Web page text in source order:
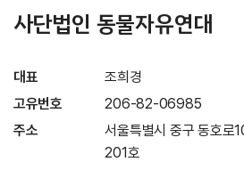
사단법인 동물자유연대
대표
조희경
고유번호
206-82-06985
주소
서울특별시 중구 동호
201호